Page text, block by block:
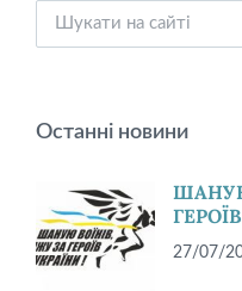
Останні новини
27/07/